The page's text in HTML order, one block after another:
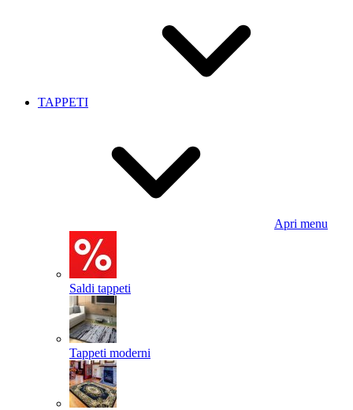
TAPPETI
Apri menu
Saldi tappeti
Tappeti moderni